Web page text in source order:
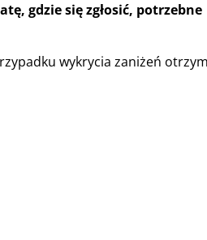
gdzie się zgłosić, potrzebne
wykrycia zaniżeń